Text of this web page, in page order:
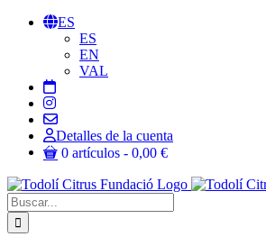
Saltar
ES
ES
EN
VAL
Detalles de la cuenta
0 artículos
0,00 €
Buscar: